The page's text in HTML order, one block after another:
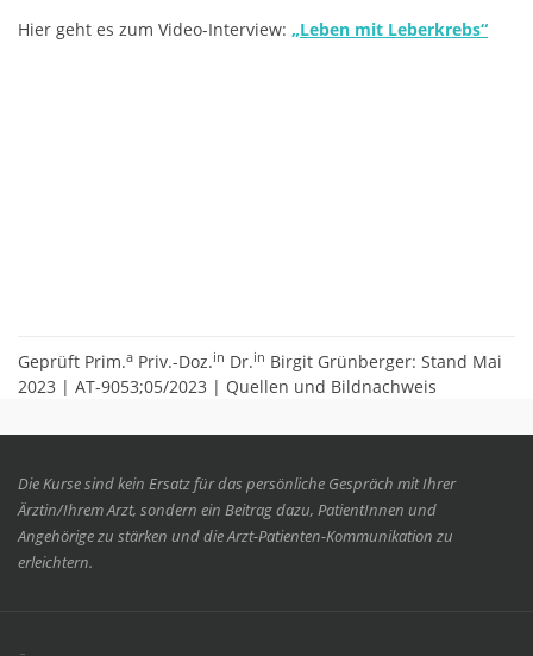
Hier geht es zum Video-Interview: „Leben mit Leberkrebs“
Geprüft Prim.a Priv.-Doz.in Dr.in Birgit Grünberger: Stand Mai
2023 | AT-9053;05/2023 | Quellen und Bildnachweis
Die Kurse sind kein Ersatz für das persönliche Gespräch mit Ihrer
Ärztin/Ihrem Arzt, sondern ein Beitrag dazu, PatientInnen und
Angehörige zu stärken und die Arzt-Patienten-Kommunikation zu
erleichtern.